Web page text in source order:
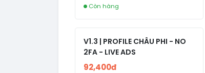
Còn hàng
V1.3 | PROFILE CHÂU PHI - NO
2FA - LIVE ADS
92,400đ